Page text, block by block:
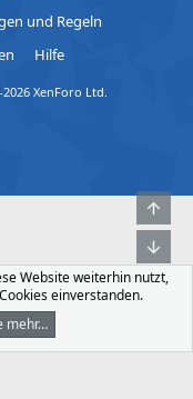
und Regeln
Hilfe
XenForo Ltd.
Anmelden
Website weiterhin nutzt,
einverstanden.
mehr…